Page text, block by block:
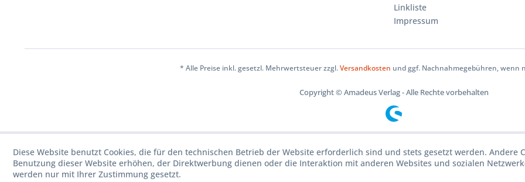
Linkliste
Impressum
* Alle Preise inkl. gesetzl. Mehrwertsteuer zzgl.Versandkosten und ggf. Nachnahmegebühren, wenn
Copyright © Amadeus Verlag - Alle Rechte vorbehalten
Diese Website benutzt Cookies, die für den technischen Betrieb der Website erforderlich sind und stets gesetzt werden. Andere
Benutzung dieser Website erhöhen, der Direktwerbung dienen oder die Interaktion mit anderen Websites und sozialen
werden nur mit Ihrer Zustimmung gesetzt.